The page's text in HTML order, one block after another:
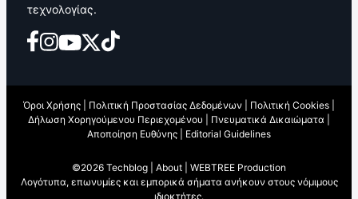
τεχνολογίας.
Όροι Χρήσης Πολιτική Προστασίας Δεδομένων Πολιτική Cookies
Δήλωση Χορηγούμενου Περιεχομένου
Πνευματικά Δικαιώματα
Αποποίηση Ευθύνης
Editorial Guidelines
©2026 Techblog | About
WEBTREE Production
Λογότυπα, επωνυμίες και εμπορικά σήματα ανήκουν στους νόμιμους
ιδιοκτήτες.